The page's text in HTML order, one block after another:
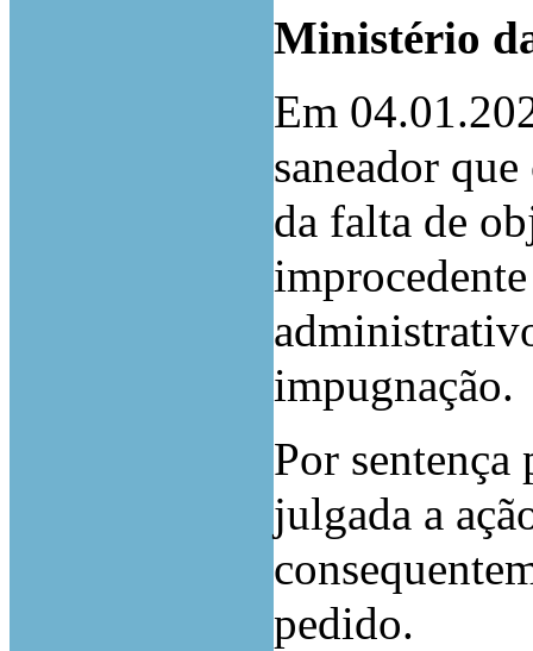
Ministério
Em
saneador
da falta de
impugnação.
Por
julgada a
pedido.